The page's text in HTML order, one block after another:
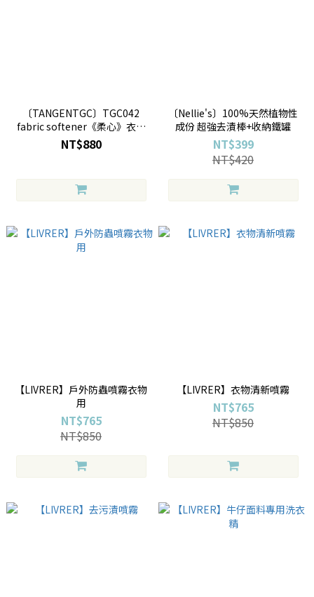
〔TANGENTGC〕TGC042
fabric softener《柔心》衣物
柔軟精
NT$880
〔Nellie's〕100%天然植物性
成份 超強去漬棒+收納鐵罐
NT$399
NT$420
【LIVRER】戶外防蟲噴霧衣物
用
NT$765
NT$850
【LIVRER】衣物清新噴霧
NT$765
NT$850